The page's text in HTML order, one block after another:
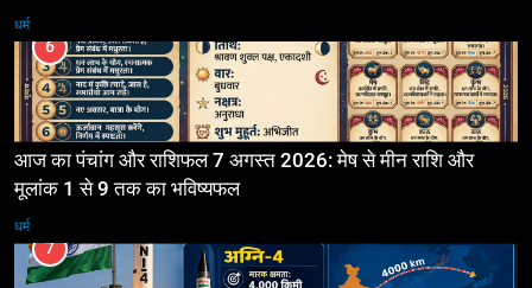
धर्म
6
आज का पंचांग और राशिफल 7 अगस्त 2026: मेष से मीन राशि और
मूलांक 1 से 9 तक का भविष्यफल
धर्म
7